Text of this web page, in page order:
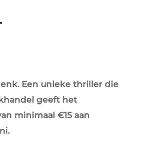
Een unieke thriller die
geeft het
minimaal €15 aan